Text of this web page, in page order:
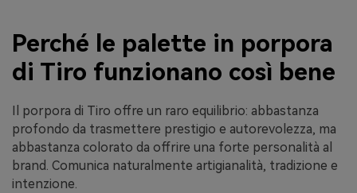
Perché le palette in porpora
di Tiro funzionano così bene
Il porpora di Tiro offre un raro equilibrio: abbastanza
profondo da trasmettere prestigio e autorevolezza, ma
abbastanza colorato da offrire una forte personalità al
brand. Comunica naturalmente artigianalità, tradizione e
intenzione.